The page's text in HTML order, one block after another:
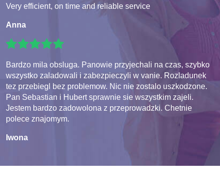
Very efficient, on time and reliable service
Anna
Bardzo mila obsluga. Panowie przyjechali na czas, szybko
wszystko zaladowali i zabezpieczyli w vanie. Rozladunek
tez przebiegl bez problemow. Nic nie zostalo uszkodzone.
Pan Sebastian i Hubert sprawnie sie wszystkim zajeli.
Jestem bardzo zadowolona z przeprowadzki. Chetnie
polece znajomym.
Iwona